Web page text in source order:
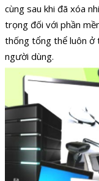
cùng sau khi đã xóa
trọng đối với phần
thống tổng thể luôn ở
người dùng.